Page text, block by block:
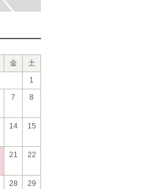
金
土
1
7 8
14 15
21 22
28 29